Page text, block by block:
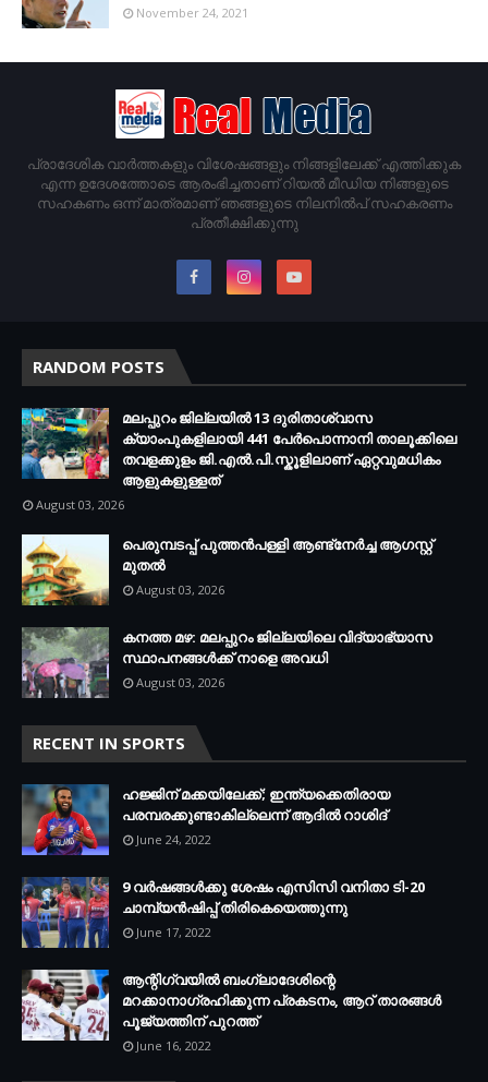
November 24, 2021
പ്രാദേശിക വാര്‍ത്തകളും വിശേഷങ്ങളും നിങ്ങളിലേക്ക് എത്തിക്കുക
എന്ന ഉദേശത്തോടെ ആരംഭിച്ചതാണ് റിയൽ മീഡിയ നിങ്ങളുടെ
സഹകണം ഒന്ന് മാത്രമാണ് ഞങ്ങളുടെ നിലനിൽപ് സഹകരണം
പ്രതീക്ഷിക്കുന്നു
RANDOM POSTS
മലപ്പുറം ജില്ലയിൽ 13 ദുരിതാശ്വാസ
ക്യാംപുകളിലായി 441 പേർപൊന്നാനി താലൂക്കിലെ
തവളക്കുളം ജി.എൽ.പി.സ്കൂളിലാണ് ഏറ്റവുമധികം
ആളുകളുള്ളത്
August 03, 2026
പെരുമ്പടപ്പ് പുത്തൻപള്ളി ആണ്ട്നേർച്ച ആഗസ്റ്റ്
മുതൽ
August 03, 2026
കനത്ത മഴ: മലപ്പുറം ജില്ലയിലെ വിദ്യാഭ്യാസ
സ്ഥാപനങ്ങൾക്ക് നാളെ അവധി
August 03, 2026
RECENT IN SPORTS
ഹജ്ജിന് മക്കയിലേക്ക്; ഇന്ത്യക്കെതിരായ
പരമ്പരക്കുണ്ടാകില്ലെന്ന് ആദില്‍ റാശിദ്
June 24, 2022
9 വർഷങ്ങൾക്കു ശേഷം എസിസി വനിതാ ടി-20
ചാമ്പ്യൻഷിപ്പ് തിരികെയെത്തുന്നു
June 17, 2022
ആന്റിഗ്വയില്‍ ബംഗ്ലാദേശിന്റെ
മറക്കാനാഗ്രഹിക്കുന്ന പ്രകടനം, ആറ് താരങ്ങള്‍
പൂജ്യത്തിന് പുറത്ത്
June 16, 2022